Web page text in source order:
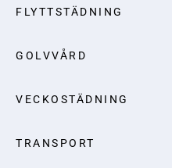
FLYTTSTÄDNING
GOLVVÅRD
VECKOSTÄDNING
TRANSPORT